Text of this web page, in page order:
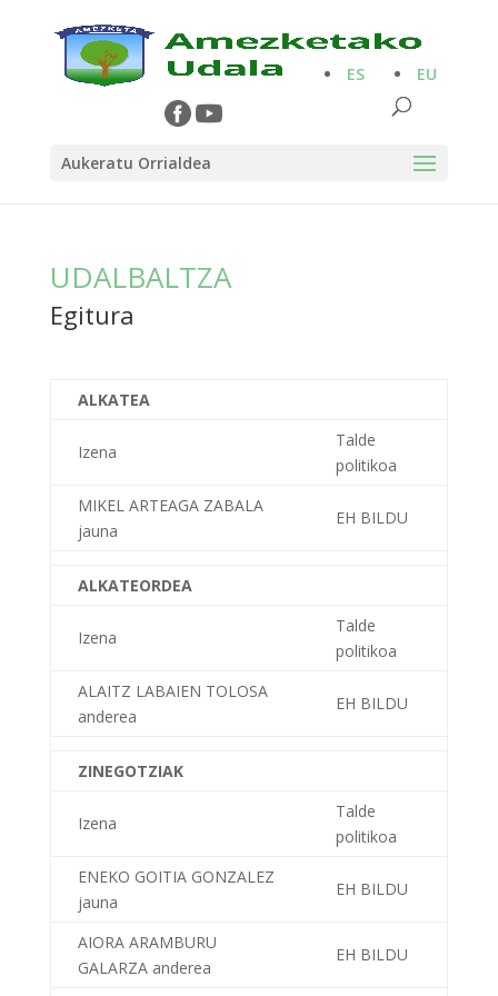
Aukeratu Orrialdea
ES EU
UDALBALTZA
Egitura
ALKATEA
Izena
Talde
politikoa
MIKEL ARTEAGA ZABALA
jauna
EH BILDU
ALKATEORDEA
Izena
Talde
politikoa
ALAITZ LABAIEN TOLOSA
anderea
EH BILDU
ZINEGOTZIAK
Izena
Talde
politikoa
ENEKO GOITIA GONZALEZ
jauna
EH BILDU
AIORA ARAMBURU
GALARZA anderea
EH BILDU